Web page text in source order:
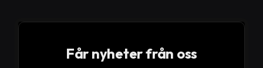
delarna av popmusiken är de fantastiska
sångerskorna som har erövrat våra hjärtan med sin